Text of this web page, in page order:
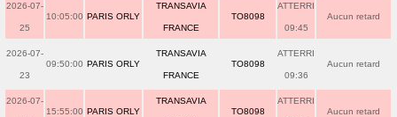
2026-07-
25
10:05:00 PARIS ORLY
TRANSAVIA
FRANCE
TO8098
ATTERRI
09:45
Aucun retard
2026-07-
23
09:50:00 PARIS ORLY
TRANSAVIA
FRANCE
TO8098
ATTERRI
09:36
Aucun retard
2026-07-
15:55:00 PARIS ORLY
TRANSAVIA
TO8098
ATTERRI
Aucun retard